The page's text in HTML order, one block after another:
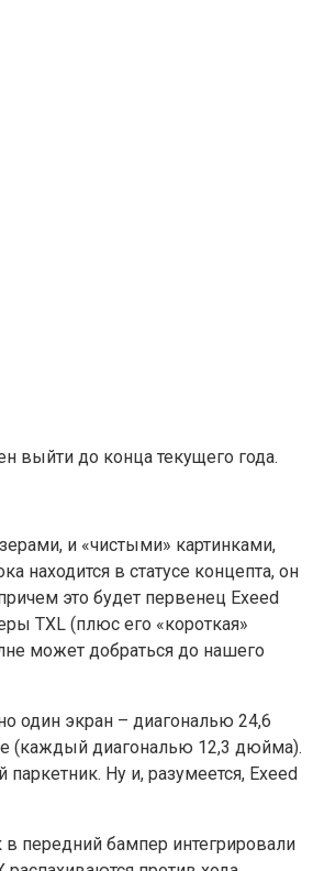
выйти до конца текущего года.
и «чистыми» картинками,
находится в статусе концепта, он
это будет первенец Exeed
TXL (плюс его «короткая»
может добраться до нашего
один экран – диагональю 24,6
(каждый диагональю 12,3 дюйма).
Ну и, разумеется, Exeed
передний бампер интегрировали